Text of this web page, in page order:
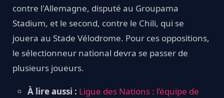
contre l'Allemagne, disputé au Groupama
Stadium, et le second, contre le Chili, qui se
jouera au Stade Vélodrome. Pour ces oppositions,
le sélectionneur national devra se passer de
plusieurs joueurs.
À lire aussi : Ligue des Nations : l’équipe de